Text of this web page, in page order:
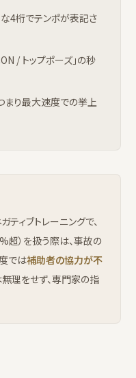
な4桁でテンポが表記さ
/ トップポーズ」の秒
つまり最大速度での挙上
ティブトレーニングで、
超）を扱う際は、事故の
では補助者の協力が不
理をせず、専門家の指